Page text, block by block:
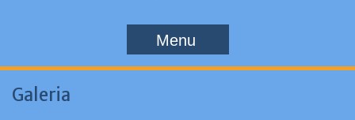
Menu
Galeria